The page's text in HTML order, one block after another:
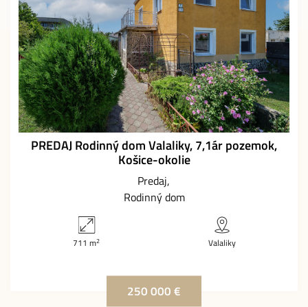
PREDAJ Rodinný dom Valaliky, 7,1ár pozemok,
Košice-okolie
Predaj
Rodinný dom
711 m2 Valaliky
250 000 €